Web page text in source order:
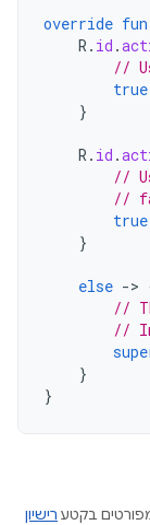
override fun
R . id .
//
true
}
R . id .
//
//
true
}
else ->
//
//
}
}
בקטע רישיון